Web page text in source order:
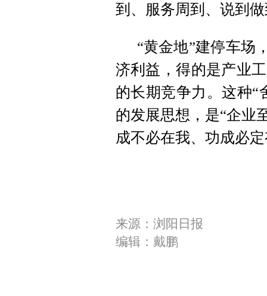
到、服务周到、说到
“黄金地”建停车场
济利益，得的是产业
的长期竞争力。这种“
的发展思想，是“企业
成不必在我、功成必
来源：浏阳日报
编辑：戴鹏